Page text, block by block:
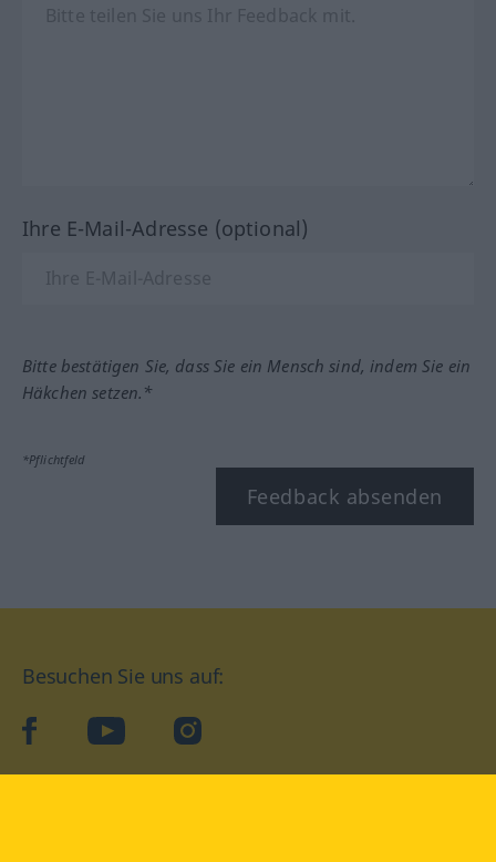
Ihre E-Mail-Adresse (optional)
Bitte bestätigen Sie, dass Sie ein Mensch sind, indem Sie ein
Häkchen setzen.*
*Pflichtfeld
Feedback absenden
Besuchen Sie uns auf:
facebookYouTube Instagram